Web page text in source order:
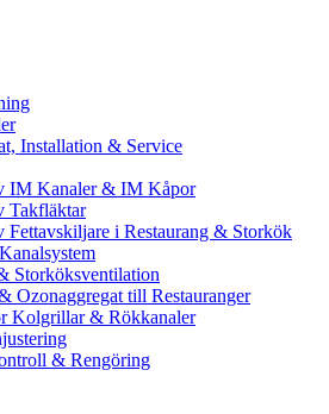
Installation & Service
IM Kanaler & IM Kåpor
Takfläktar
Fettavskiljare i Restaurang & Storkök
Storköksventilation
Ozonaggregat till Restauranger
Kolgrillar & Rökkanaler
& Rengöring